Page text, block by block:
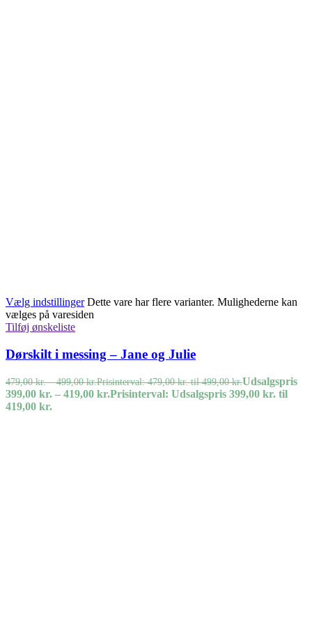
Vælg indstillinger Dette vare har flere varianter. Mulighederne kan
vælges på varesiden
Tilføj ønskeliste
Dørskilt i messing – Jane og Julie
479,00kr. – 499,00kr.Prisinterval: 479,00 kr. til 499,00 kr.Udsalgspris
399,00 kr. – 419,00 kr.Prisinterval: Udsalgspris 399,00 kr. til
419,00 kr.